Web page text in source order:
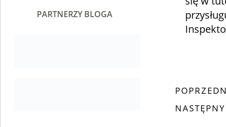
PARTNERZY BLOGA